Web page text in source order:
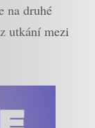
na druhé
utkání mezi